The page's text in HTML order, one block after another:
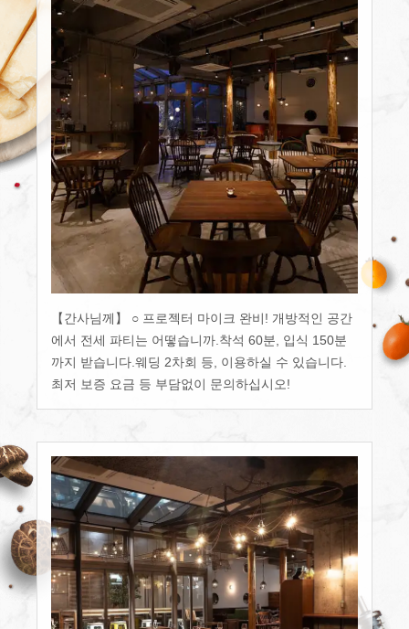
【간사님께】 ○ 프로젝터 마이크 완비! 개방적인 공간
에서 전세 파티는 어떻습니까.착석 60분, 입식 150분
까지 받습니다.웨딩 2차회 등, 이용하실 수 있습니다.
최저 보증 요금 등 부담없이 문의하십시오!